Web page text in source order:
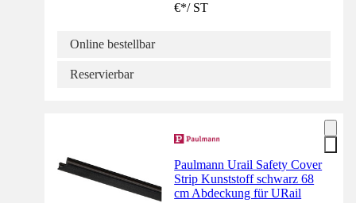
€*/ ST
Online bestellbar
Reservierbar
Paulmann Urail Safety Cover
Strip Kunststoff schwarz 68
cm Abdeckung für URail